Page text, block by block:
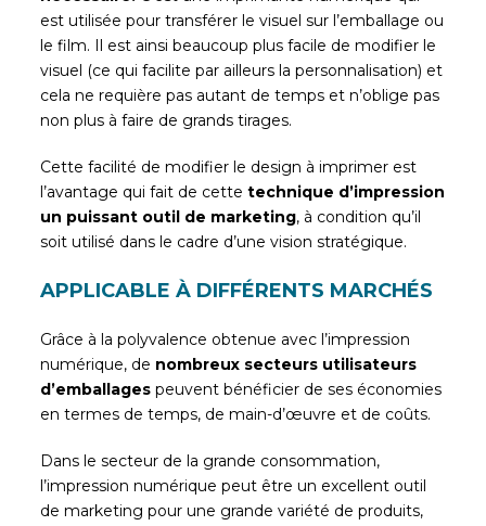
est utilisée pour transférer le visuel sur l’emballage ou
le film. Il est ainsi beaucoup plus facile de modifier le
visuel (ce qui facilite par ailleurs la personnalisation) et
cela ne requière pas autant de temps et n’oblige pas
non plus à faire de grands tirages.
Cette facilité de modifier le design à imprimer est
l’avantage qui fait de cettetechnique d’impression
un puissant outil de marketing, à condition qu’il
soit utilisé dans le cadre d’une vision stratégique.
APPLICABLE À DIFFÉRENTS MARCHÉS
Grâce à la polyvalence obtenue avec l’impression
numérique, de nombreux secteurs utilisateurs
d’emballages peuvent bénéficier de ses économies
en termes de temps, de main-d’œuvre et de coûts.
Dans le secteur de la grande consommation,
l’impression numérique peut être un excellent outil
de marketing pour une grande variété de produits,